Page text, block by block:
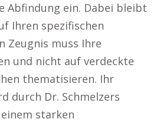
Abfindung ein. Dabei bleibt
Ihren spezifischen
Zeugnis muss Ihre
und nicht auf verdeckte
thematisieren. Ihr
durch Dr. Schmelzers
starken